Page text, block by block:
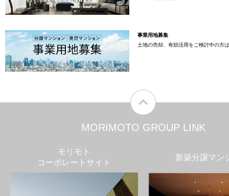
事業用地募集
土地の売却、有効活用をご検討中の方
MORIMOTO GROUP LINK
モリモト
コーポレートサイト
新築分譲マン